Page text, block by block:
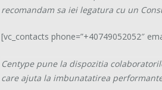
recomandam sa iei legatura cu un
[vc_contacts phone=”+40749052052″
Centype pune la dispozitia
care ajuta la imbunatatirea